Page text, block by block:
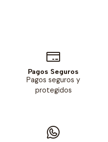
Pagos Seguros
Pagos seguros y
protegidos